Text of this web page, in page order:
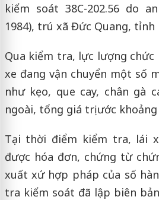
kiểm soát 38C-202.56 do
1984), trú xã Đức Quang, tỉnh
Qua kiểm tra, lực lượng
xe đang vận chuyển một số
như kẹo, que cay, chân gà
ngoài, tổng giá trị ước
Tại thời điểm kiểm tra, lái
được hóa đơn, chứng từ
xuất xứ hợp pháp của số
tra kiểm soát đã lập biên